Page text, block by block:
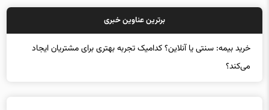
برترین عناوین خبری
خ